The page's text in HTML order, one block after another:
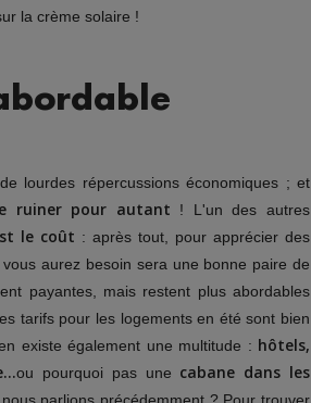
la crème solaire !
lourdes répercussions économiques ; et
ruiner pour autant ! L'un des autres
le coût : après tout, pour apprécier des
aurez besoin sera une bonne paire de
payantes, mais restent plus abordables
tarifs pour les logements en été sont bien
existe également une multitude : hôtels,
ou pourquoi pas une cabane dans les